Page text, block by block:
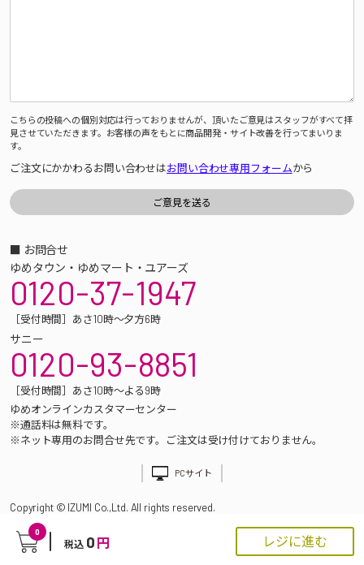
0
税込 0 円 レジに進む
こちらの投稿への個別対応は行っておりませんが、頂いたご意見はスタッフがすべて拝
見させていただきます。お客様の声をもとに商品開発・サイト改善を行ってまいりま
す。
ご注文にかかわるお問い合わせはお問い合わせ専用フォームから
■ お問合せ
ゆめタウン・ゆめマート・ユアーズ
0120-37-1947
［受付時間］あさ10時～夕方6時
サニー
0120-93-8851
［受付時間］あさ10時～よる9時
ゆめオンラインカスタマーセンター
※通話料は無料です。
※ネット専用のお問合せ先です。ご注文は受け付けておりません。
PCサイト
Copyright © IZUMI Co.,Ltd. All rights reserved.